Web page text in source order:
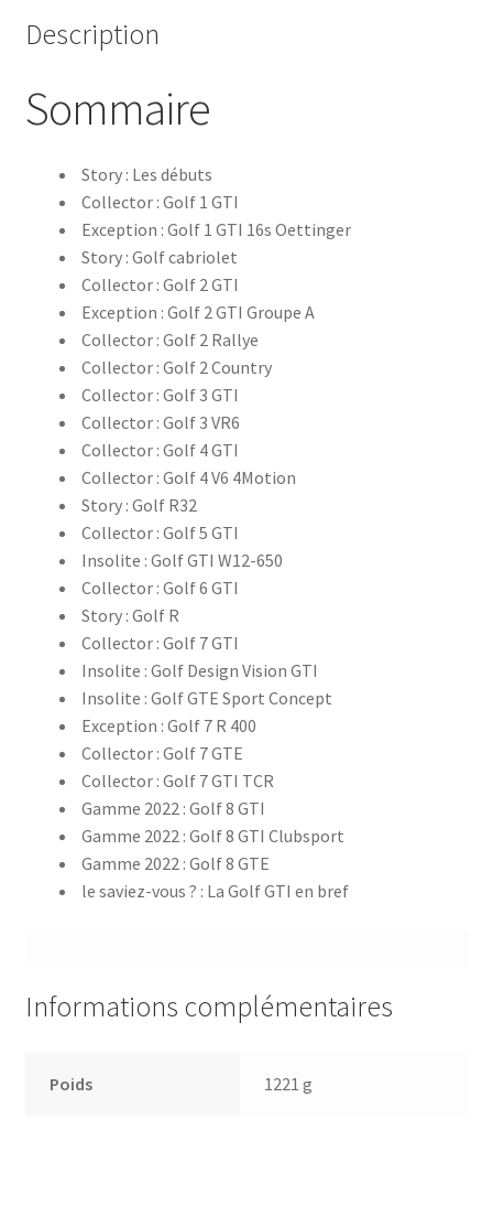
Description
Sommaire
Story : Les débuts
Collector : Golf 1 GTI
Exception : Golf 1 GTI 16s Oettinger
Story : Golf cabriolet
Collector : Golf 2 GTI
Exception : Golf 2 GTI Groupe A
Collector : Golf 2 Rallye
Collector : Golf 2 Country
Collector : Golf 3 GTI
Collector : Golf 3 VR6
Collector : Golf 4 GTI
Collector : Golf 4 V6 4Motion
Story : Golf R32
Collector : Golf 5 GTI
Insolite : Golf GTI W12-650
Collector : Golf 6 GTI
Story : Golf R
Collector : Golf 7 GTI
Insolite : Golf Design Vision GTI
Insolite : Golf GTE Sport Concept
Exception : Golf 7 R 400
Collector : Golf 7 GTE
Collector : Golf 7 GTI TCR
Gamme 2022 : Golf 8 GTI
Gamme 2022 : Golf 8 GTI Clubsport
Gamme 2022 : Golf 8 GTE
le saviez-vous ? : La Golf GTI en bref
Informations complémentaires
Poids 1221 g